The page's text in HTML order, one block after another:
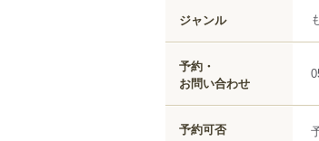
ジャンル
予約・
お問い合わせ
予約可否